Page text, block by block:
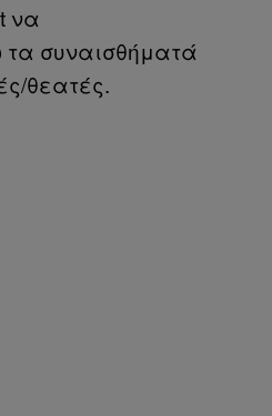
να
συναισθήματά
θεατές.